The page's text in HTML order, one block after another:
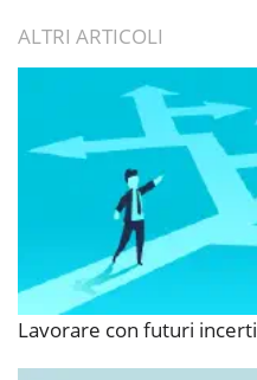
ALTRI ARTICOLI
Lavorare con futuri incerti